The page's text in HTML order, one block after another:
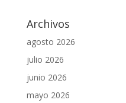
Archivos
agosto 2026
julio 2026
junio 2026
mayo 2026